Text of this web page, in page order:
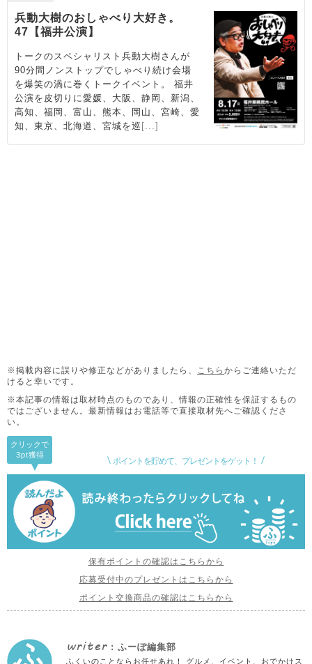
※掲載内容に誤りや修正などがありましたら、 こちら からご連絡いただ
けると幸いです。
※本記事の情報は取材時点のものであり、情報の正確性を保証するもの
ではございません。 最新情報はお電話等で直接取材先へご確認くださ
い。
ポイントを貯めて、プレゼントをゲット！
クリックで
3pt獲得
保有ポイントの確認はこちらから
応募受付中のプレゼントはこちらから
ポイント交換商品の確認はこちらから
writer : ふーぽ編集部
ふくいのことならお任せあれ！ グルメ、イベント、おでかけス